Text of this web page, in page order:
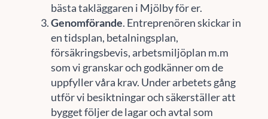
bästa takläggaren i Mjölby för er.
Genomförande. Entreprenören skickar in
en tidsplan, betalningsplan,
försäkringsbevis, arbetsmiljöplan m.m
som vi granskar och godkänner om de
uppfyller våra krav. Under arbetets gång
utför vi besiktningar och säkerställer att
bygget följer de lagar och avtal som